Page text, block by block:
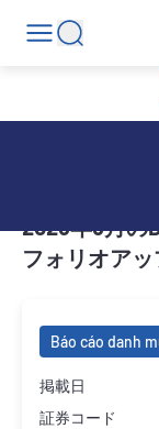
2026年6月の
フォリオアッ
Báo cáo danh
掲載日
証券コード